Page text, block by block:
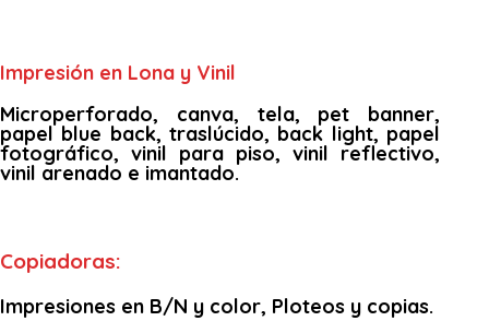
Impresión en Lona y Vinil
Microperforado, canva, tela, pet banner,
papel blue back, traslúcido, back light, papel
fotográfico, vinil para piso, vinil reflectivo,
vinil arenado e imantado.
Copiadoras:
Impresiones en B/N y color, Ploteos y copias.